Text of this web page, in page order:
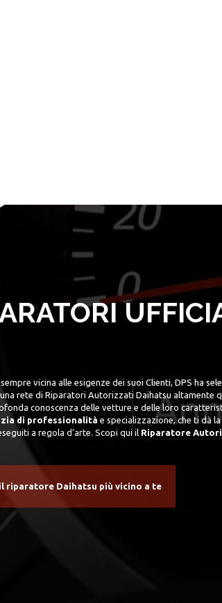
vicina alle esigenze dei suoi Clienti, DPS ha
rete di Riparatori Autorizzati Daihatsu altamente
conoscenza delle vetture e delle loro
di professionalità e specializzazione, che ti dà
a regola d’arte. Scopi qui il Riparatore
riparatore Daihatsu più vicino a te